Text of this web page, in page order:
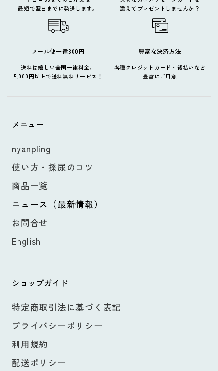
最短で翌日までに発送します。
添えてプレゼントしませんか？
メール便一律300円
送料は嬉しい全国一律料金。
5,000円以上で送料無料サービス！
豊富な決済方法
各種クレジットカード・後払いなど
豊富にご用意
メニュー
nyanpling
使い方・採尿のコツ
商品一覧
ニュース（最新情報）
お問合せ
English
ショップガイド
特定商取引法に基づく表記
プライバシーポリシー
利用規約
配送ポリシー